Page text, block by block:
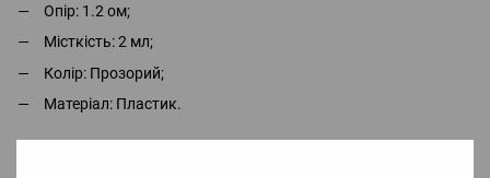
Опір: 1.2 ом;
Місткість: 2 мл;
Колір: Прозорий;
Матеріал: Пластик.